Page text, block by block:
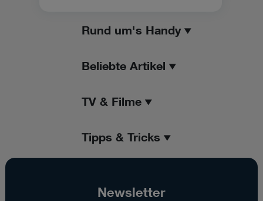
Rund um's Handy
Beliebte Artikel
TV & Filme
Tipps & Tricks
Newsletter